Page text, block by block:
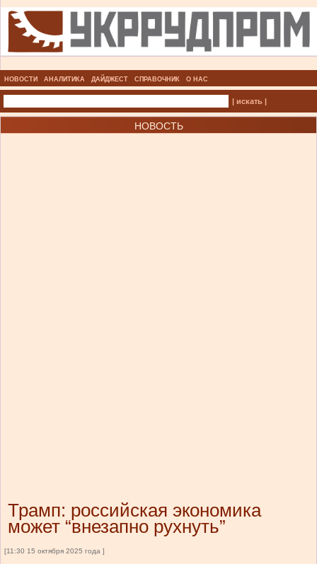
НОВОСТИ АНАЛИТИКА ДАЙДЖЕСТ СПРАВОЧНИК О НАС
| искать |
НОВОСТЬ
Трамп: российская экономика
может “внезапно рухнуть”
[11:30 15 октября 2025 года ]